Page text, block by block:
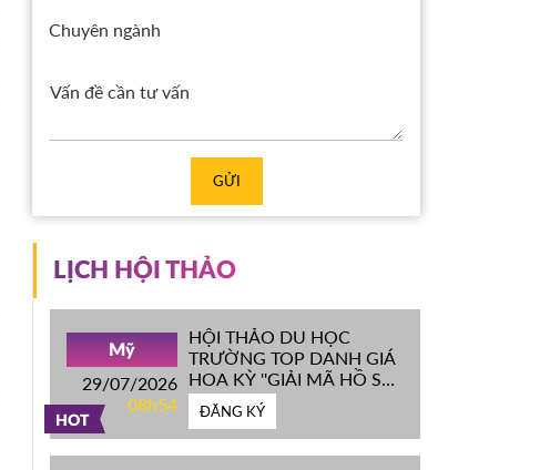
Chuyên ngành
GỬI
LỊCH HỘI THẢO
HOT
Mỹ
29/07/2026
08h54
HỘI THẢO DU HỌC
TRƯỜNG TOP DANH GIÁ
HOA KỲ ''GIẢI MÃ HỒ SƠ
IVY LEAGUE''
ĐĂNG KÝ